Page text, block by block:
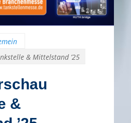
& Mittelstand ’25
&